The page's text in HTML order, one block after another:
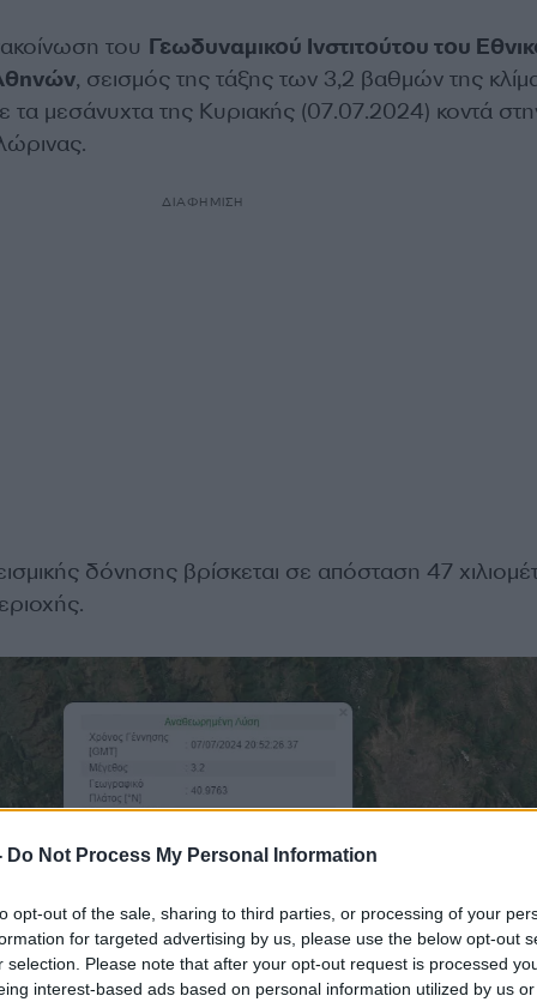
Do Not Process My Personal Information
opt-out of the sale, sharing to third parties, or processing of your
for targeted advertising by us, please use the below opt-out
selection. Please note that after your opt-out request is processed
interest-based ads based on personal information utilized by us
του Γεωδυναμικού Ινστιτούτου του
, σεισμός της τάξης των 3,2 βαθμών της
τα μεσάνυχτα της Κυριακής (07.07.2024) κοντά
ΔΙΑΦΗΜΙΣΗ
δόνησης βρίσκεται σε απόσταση 47